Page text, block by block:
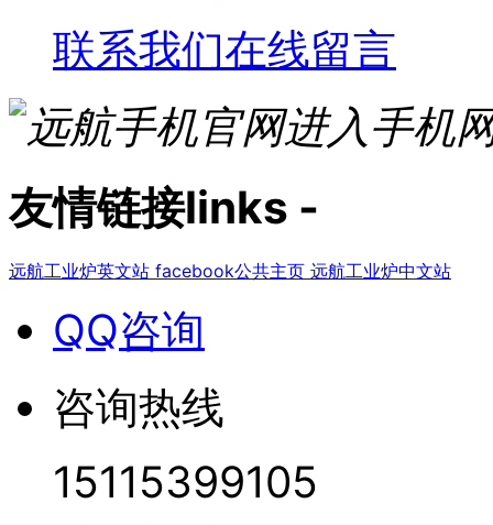
联系我们在线留言
进入手机
友情链接links -
远航工业炉英文站 facebook公共主页 远航工业炉中文站
QQ咨询
咨询热线
15115399105